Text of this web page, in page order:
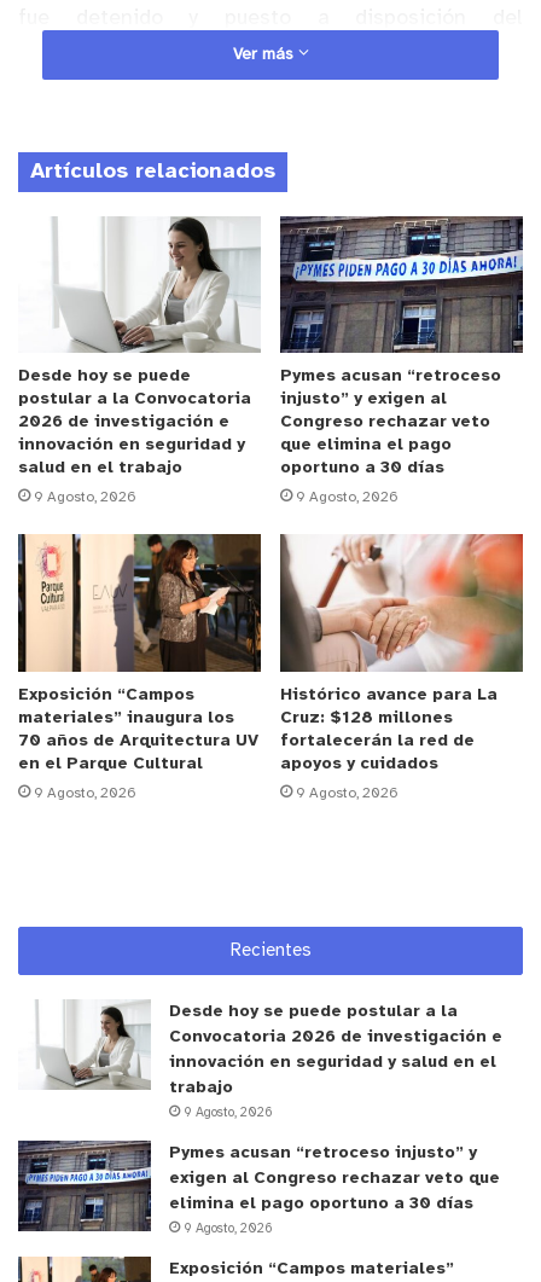
procedimiento correspondiente. Posteriormente,
fue trasladado directamente hasta la cárcel de
241 días.
El procedimiento fue destacado por Carabineros
como parte de las labores permanentes para
ubicar a personas requeridas por la justicia y
reforzar la seguridad en la comuna.
y tú, ¿qué opinas?
Ver más
Artículos relacionados
Desde hoy se puede
postular a la Convocatoria
2026 de investigación e
innovación en seguridad y
salud en el trabajo
9 Agosto, 2026
Pymes acusan “retroceso
injusto” y exigen al
Congreso rechazar veto
que elimina el pago
oportuno a 30 días
9 Agosto, 2026
Exposición “Campos
materiales” inaugura los
70 años de Arquitectura UV
en el Parque Cultural
9 Agosto, 2026
Histórico avance para La
Cruz: $128 millones
fortalecerán la red de
apoyos y cuidados
9 Agosto, 2026
Recientes
Desde hoy se puede postular a la
Convocatoria 2026 de investigación e
innovación en seguridad y salud en el
trabajo
9 Agosto, 2026
Pymes acusan “retroceso injusto” y
exigen al Congreso rechazar veto que
elimina el pago oportuno a 30 días
9 Agosto, 2026
Exposición “Campos materiales”